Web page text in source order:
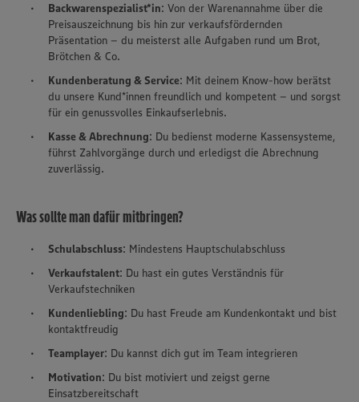
Backwarenspezialist*in: Von der Warenannahme über die
Preisauszeichnung bis hin zur verkaufsfördernden
Präsentation – du meisterst alle Aufgaben rund um Brot,
Brötchen & Co.
Kundenberatung & Service: Mit deinem Know-how berätst
du unsere Kund*innen freundlich und kompetent – und sorgst
für ein genussvolles Einkaufserlebnis.
Kasse & Abrechnung: Du bedienst moderne Kassensysteme,
führst Zahlvorgänge durch und erledigst die Abrechnung
zuverlässig.
Was sollte man dafür mitbringen?
Schulabschluss: Mindestens Hauptschulabschluss
Verkaufstalent: Du hast ein gutes Verständnis für
Verkaufstechniken
Kundenliebling: Du hast Freude am Kundenkontakt und bist
kontaktfreudig
Teamplayer: Du kannst dich gut im Team integrieren
Motivation: Du bist motiviert und zeigst gerne
Einsatzbereitschaft